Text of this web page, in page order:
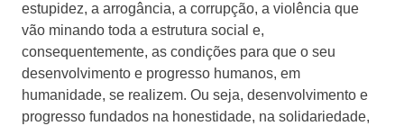
estupidez, a arrogância, a corrupção, a violência que
vão minando toda a estrutura social e,
consequentemente, as condições para que o seu
desenvolvimento e progresso humanos, em
humanidade, se realizem. Ou seja, desenvolvimento e
progresso fundados na honestidade, na solidariedade,